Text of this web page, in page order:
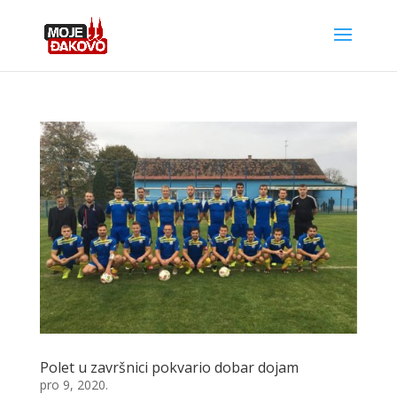
Polet u završnici pokvario dobar dojam
pro 9, 2020.